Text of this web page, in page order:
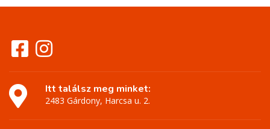
Itt találsz meg minket:
2483 Gárdony, Harcsa u. 2.